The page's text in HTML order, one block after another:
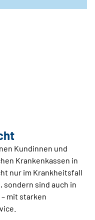
Kundinnen und
Krankenkassen in
nur im Krankheitsfall
sondern sind auch in
mit starken